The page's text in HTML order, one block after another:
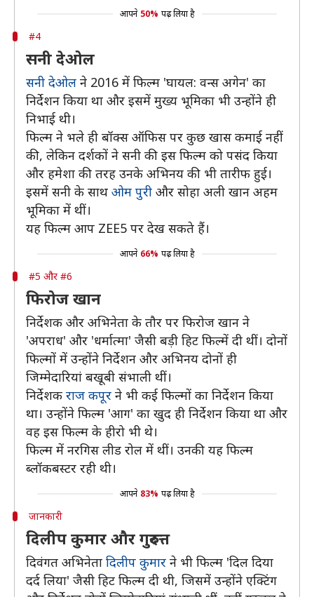
आपने 50% पढ़ लिया है
#4
सनी देओल
सनी देओल ने 2016 में फिल्म 'घायल: वन्स अगेन' का
निर्देशन किया था और इसमें मुख्य भूमिका भी उन्होंने ही
निभाई थी।
फिल्म ने भले ही बॉक्स ऑफिस पर कुछ खास कमाई नहीं
की, लेकिन दर्शकों ने सनी की इस फिल्म को पसंद किया
और हमेशा की तरह उनके अभिनय की भी तारीफ हुई।
इसमें सनी के साथ ओम पुरी और सोहा अली खान अहम
भूमिका में थीं।
यह फिल्म आप ZEE5 पर देख सकते हैं।
आपने 66% पढ़ लिया है
#5 और #6
फिरोज खान
निर्देशक और अभिनेता के तौर पर फिरोज खान ने
'अपराध' और 'धर्मात्मा' जैसी बड़ी हिट फिल्में दी थीं। दोनों
फिल्मों में उन्होंने निर्देशन और अभिनय दोनों ही
जिम्मेदारियां बखूबी संभाली थीं।
निर्देशक राज कपूर ने भी कई फिल्मों का निर्देशन किया
था। उन्होंने फिल्म 'आग' का खुद ही निर्देशन किया था और
वह इस फिल्म के हीरो भी थे।
फिल्म में नरगिस लीड रोल में थीं। उनकी यह फिल्म
ब्लॉकबस्टर रही थी।
आपने 83% पढ़ लिया है
जानकारी
दिलीप कुमार और गुरुदत्त
दिवंगत अभिनेता दिलीप कुमार ने भी फिल्म 'दिल दिया
दर्द लिया' जैसी हिट फिल्म दी थी, जिसमें उन्होंने एक्टिंग